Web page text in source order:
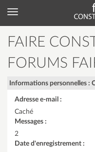
Menu
FAIRE
FORUMS
Informations personnelles :
Adresse e-mail :
Caché
Messages :
2
Date d'enregistrement :